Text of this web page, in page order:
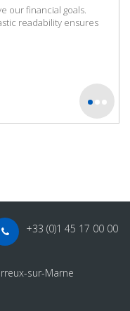
our financial goals.
readability ensures
+33 (0)1 45 17 00 00
sur-Marne